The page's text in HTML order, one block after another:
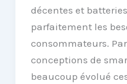
décentes et
parfaitement les
consommateurs.
conceptions de
beaucoup évolué